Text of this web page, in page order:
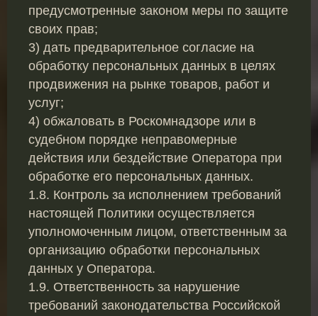
предусмотренные законом меры по защите
своих прав;
3) дать предварительное согласие на
обработку персональных данных в целях
продвижения на рынке товаров, работ и
услуг;
4) обжаловать в Роскомнадзоре или в
судебном порядке неправомерные
действия или бездействие Оператора при
обработке его персональных данных.
1.8. Контроль за исполнением требований
настоящей Политики осуществляется
уполномоченным лицом, ответственным за
организацию обработки персональных
данных у Оператора.
1.9. Ответственность за нарушение
требований законодательства Российской